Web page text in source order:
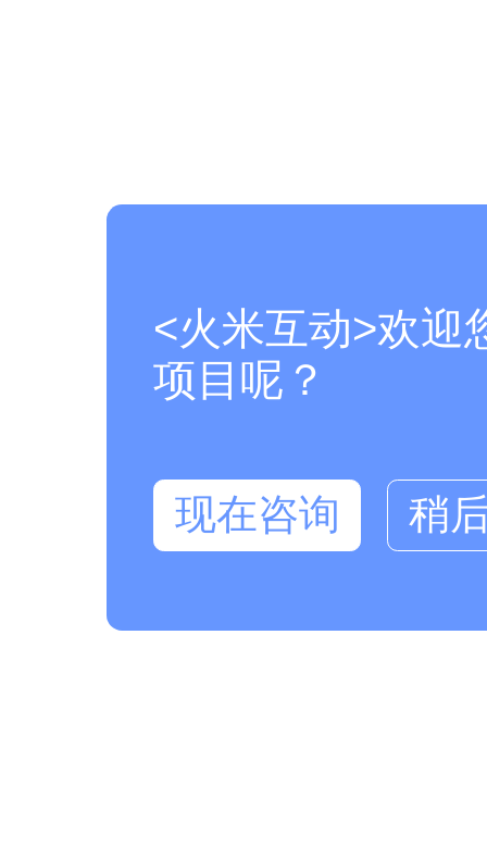
<火米互动>欢迎
项目呢？
现在咨询 稍